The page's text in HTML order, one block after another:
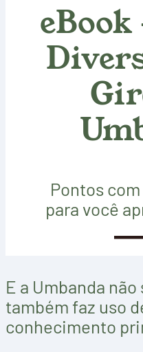
eBook
Pontos
para você
E a Umbanda
também faz uso
conhecimento